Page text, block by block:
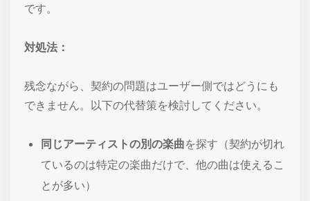
です。
対処法：
残念ながら、契約の問題はユーザー側ではどうにも
できません。以下の代替策を検討してください。
同じアーティストの別の楽曲を探す（契約が切れ
ているのは特定の楽曲だけで、他の曲は使えるこ
とが多い）